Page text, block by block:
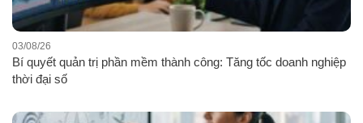
Bí quyết quản trị phần mềm thành công: Tăng tốc doanh nghiệp
thời đại số
03/08/26